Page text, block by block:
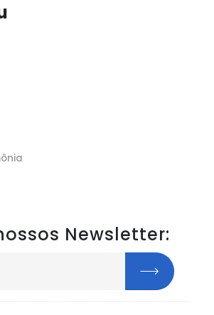
Newsletter: